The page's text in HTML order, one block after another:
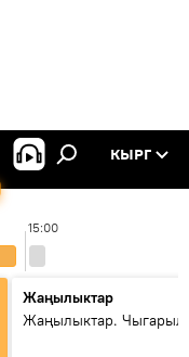
КЫРГ
15:00
Жаңылыктар
Жаңылыктар.